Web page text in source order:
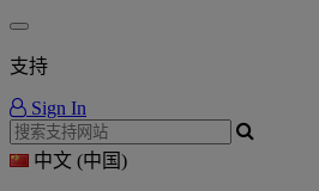
支持
Sign In
中文 (中国)